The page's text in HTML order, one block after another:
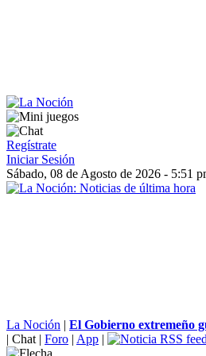
Regístrate
Iniciar Sesión
Sábado, 08 de Agosto de 2026 - 5:51
La Noción | El Gobierno extremeño
| Chat | Foro | App |